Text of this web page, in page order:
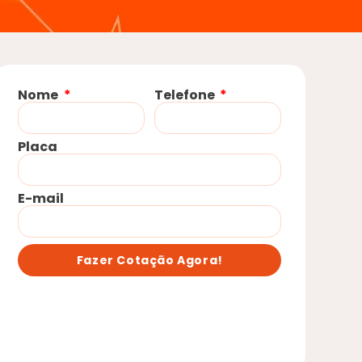
Nome Telefone
Placa
E-mail
Fazer Cotação Agora!